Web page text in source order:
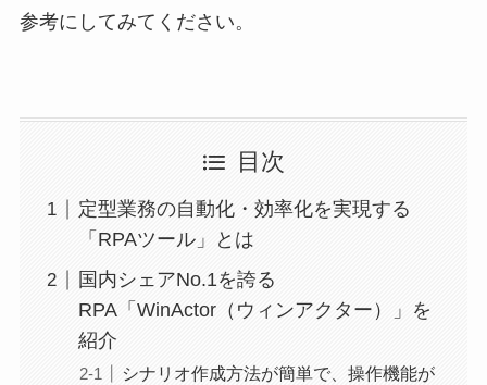
参考にしてみてください。
目次
定型業務の自動化・効率化を実現する
「RPAツール」とは
国内シェアNo.1を誇る
RPA「WinActor（ウィンアクター）」を
紹介
シナリオ作成方法が簡単で、操作機能が